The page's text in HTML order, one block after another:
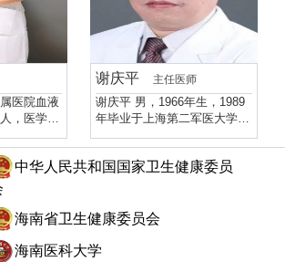
医院血液
，医学博
层次人
得者。中
巴瘤专业
白血
委员会委
会白血病
南省医学
谢庆平 主任医师
谢庆平 男，1966年生，1989
年毕业于上海第二军医大学，
座教授、杭州华宫医院院长、
杭州求是医院院长、杭州整形
外科医师分会常务委员、浙江
业委员会主任委员，中国周围
中华人民共和国国家卫生健康委员
海南省卫生健康委员会
海南医科大学